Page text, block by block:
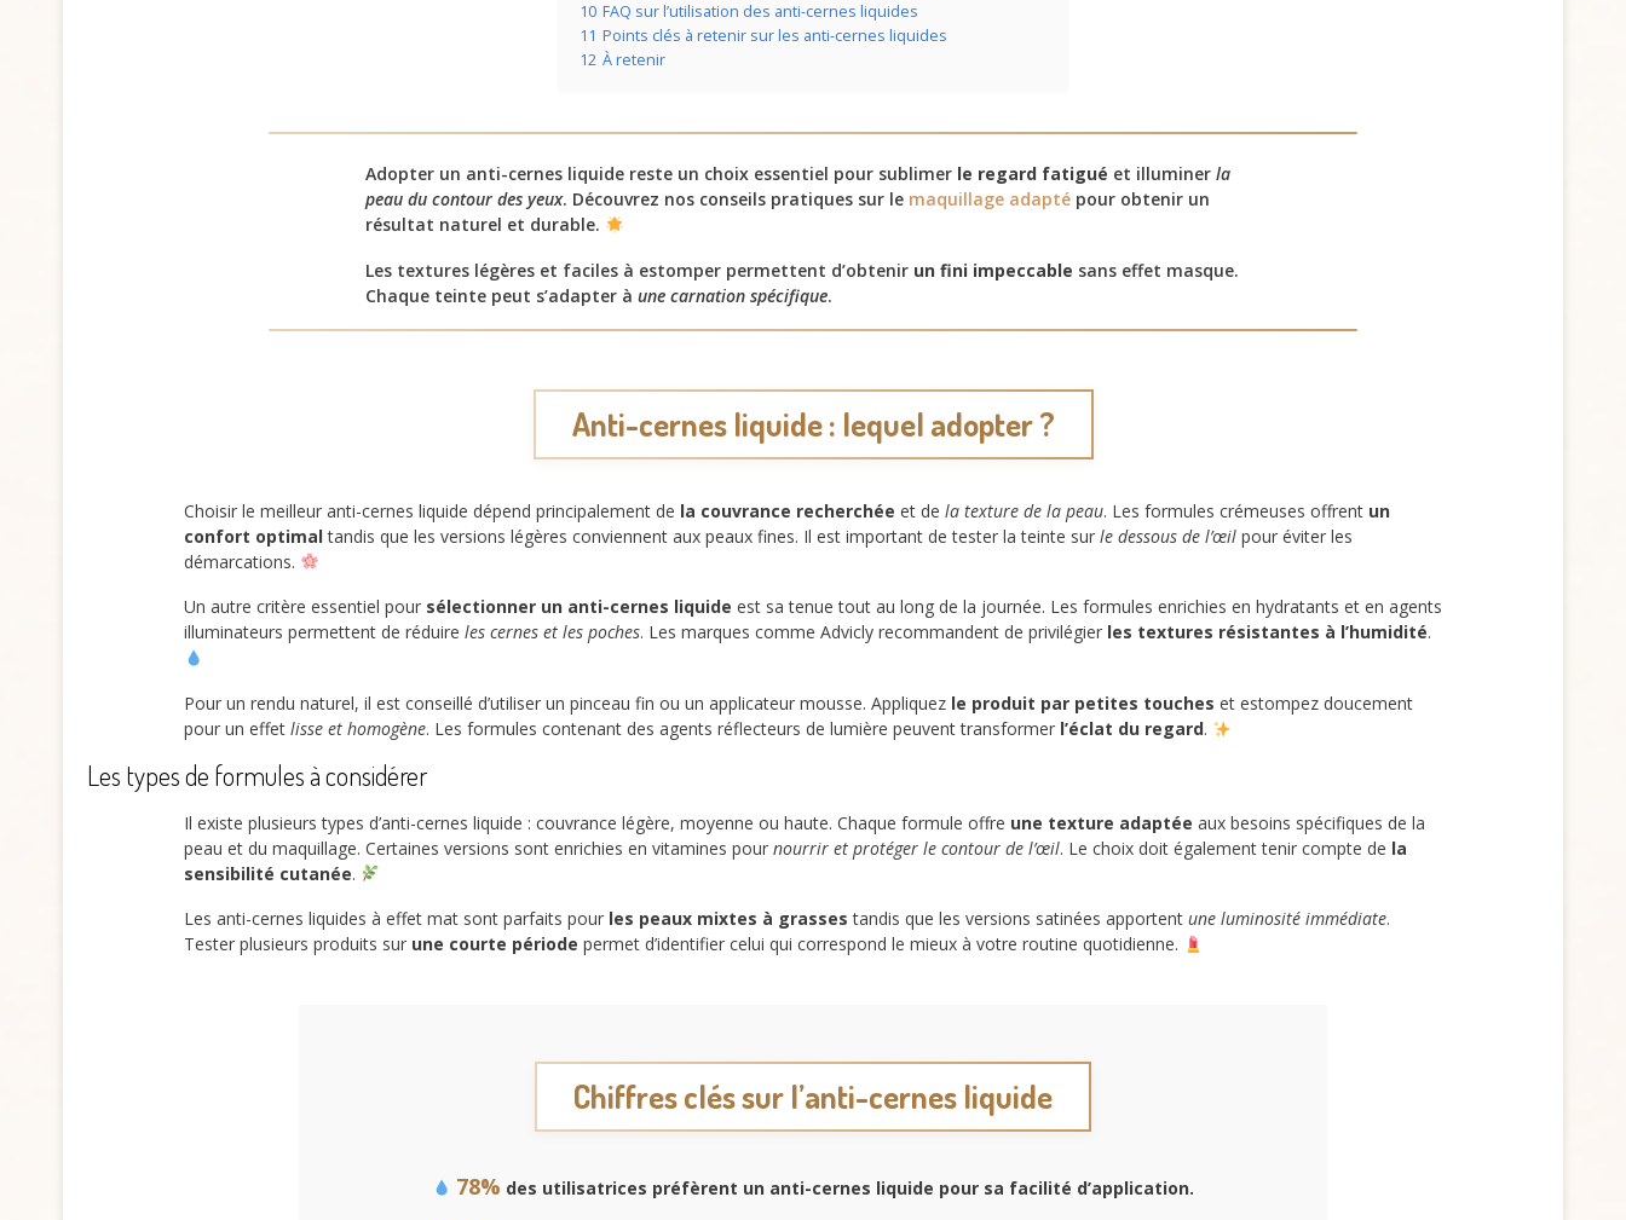
10 FAQ sur l’utilisation des anti-cernes liquides
11 Points clés à retenir sur les anti-cernes liquides
12 À retenir
Adopter un anti-cernes liquide reste un choix essentiel pour sublimer le regard fatigué et illuminer la
peau du contour des yeux. Découvrez nos conseils pratiques sur le maquillage adapté pour obtenir un
résultat naturel et durable.
Les textures légères et faciles à estomper permettent d’obtenir un fini impeccable sans effet masque.
Chaque teinte peut s’adapter à une carnation spécifique.
Anti-cernes liquide : lequel adopter ?
Choisir le meilleur anti-cernes liquide dépend principalement de la couvrance recherchée et de la texture de la peau. Les formules crémeuses offrent un
confort optimaltandis que les versions légères conviennent aux peaux fines. Il est important de tester la teinte sur le dessous de l’œil pour éviter les
démarcations.
Un autre critère essentiel pour sélectionner un anti-cernes liquide est sa tenue tout au long de la journée. Les formules enrichies en hydratants et en agents
illuminateurs permettent de réduire les cernes et les poches. Les marques comme Advicly recommandent de privilégier les textures résistantes à l’humidité.
Pour un rendu naturel, il est conseillé d’utiliser un pinceau fin ou un applicateur mousse. Appliquez le produit par petites touches et estompez doucement
pour un effet lisse et homogène. Les formules contenant des agents réflecteurs de lumière peuvent transformer l’éclat du regard.
Les types de formules à considérer
Il existe plusieurs types d’anti-cernes liquide : couvrance légère, moyenne ou haute. Chaque formule offre une texture adaptée aux besoins spécifiques de la
peau et du maquillage. Certaines versions sont enrichies en vitamines pour nourrir et protéger le contour de l’œil. Le choix doit également tenir compte de la
sensibilité cutanée.
Les anti-cernes liquides à effet mat sont parfaits pour les peaux mixtes à grasses tandis que les versions satinées apportent une luminosité immédiate.
Tester plusieurs produits sur une courte période permet d’identifier celui qui correspond le mieux à votre routine quotidienne.
Chiffres clés sur l’anti-cernes liquide
78% des utilisatrices préfèrent un anti-cernes liquide pour sa facilité d’application.